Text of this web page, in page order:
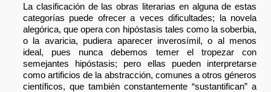
La clasificación de las obras literarias en alguna de estas
categorías puede ofrecer a veces dificultades; la novela
alegórica, que opera con hipóstasis tales como la soberbia,
o la avaricia, pudiera aparecer inverosímil, o al menos
ideal, pues nunca debemos temer el tropezar con
semejantes hipóstasis; pero ellas pueden interpretarse
como artificios de la abstracción, comunes a otros géneros
científicos, que también constantemente “sustantifican” a